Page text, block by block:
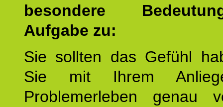
besondere
Aufgabe zu:
Sie sollten das Gefühl
Sie mit Ihrem
Problemerleben genau